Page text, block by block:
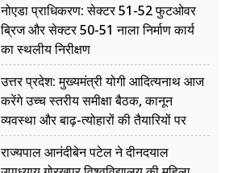
नोएडा प्राधिकरण: सेक्टर 51-52 फुटओवर
ब्रिज और सेक्टर 50-51 नाला निर्माण कार्य
का स्थलीय निरीक्षण
उत्तर प्रदेश: मुख्यमंत्री योगी आदित्यनाथ आज
करेंगे उच्च स्तरीय समीक्षा बैठक, कानून
व्यवस्था और बाढ़-त्योहारों की तैयारियों पर
नजर
राज्यपाल आनंदीबेन पटेल ने दीनदयाल